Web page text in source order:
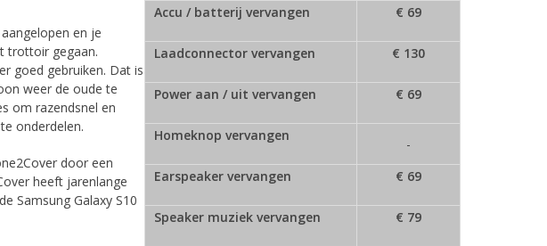
Accu / batterij vervangen € 69
Laadconnector vervangen € 130
Power aan / uit vervangen € 69
Homeknop vervangen
-
Earspeaker vervangen
€ 69
Speaker muziek vervangen € 79
en je
trottoir gegaan.
goed gebruiken. Dat is
weer de oude te
om razendsnel en
onderdelen.
door een
heeft jarenlange
Samsung Galaxy S10